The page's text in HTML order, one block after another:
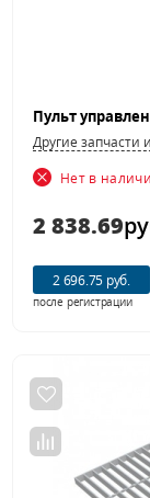
Пульт
Другие запчасти
Нет в
2 838.69
2 696.75 руб.
после регистрации